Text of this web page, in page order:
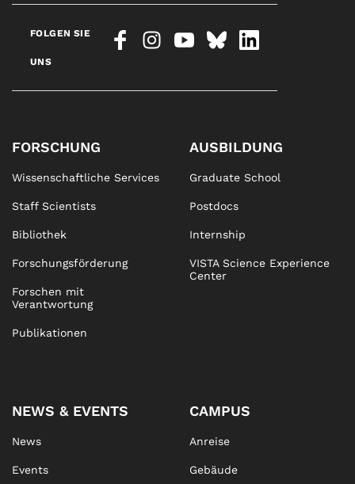
FOLGEN SIE
UNS
FORSCHUNG
Wissenschaftliche Services
Staff Scientists
Bibliothek
Forschungsförderung
Forschen mit
Verantwortung
Publikationen
AUSBILDUNG
Graduate School
Postdocs
Internship
VISTA Science Experience
Center
NEWS & EVENTS
News
Events
CAMPUS
Anreise
Gebäude